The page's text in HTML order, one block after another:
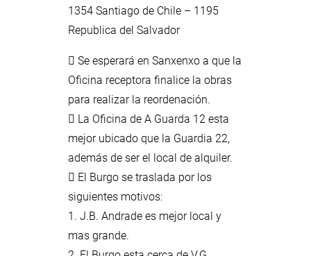
1354 Santiago de Chile – 1195
Republica del Salvador
 Se esperará en Sanxenxo a que la
Oficina receptora finalice la obras
para realizar la reordenación.
 La Oficina de A Guarda 12 esta
mejor ubicado que la Guardia 22,
además de ser el local de alquiler.
 El Burgo se traslada por los
siguientes motivos:
1. J.B. Andrade es mejor local y
mas grande.